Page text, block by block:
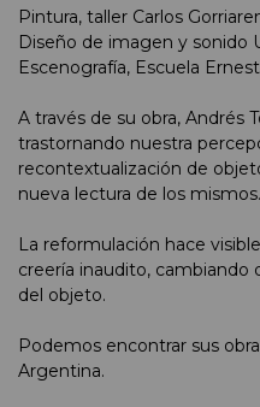
Pintura, taller Carlos
Diseño de imagen y sonido
Escenografía, Escuela
A través de su obra, Andrés
trastornando nuestra
recontextualización de
nueva lectura de los mismos.
La reformulación hace
creería inaudito,
del objeto.
Podemos encontrar sus
Argentina.